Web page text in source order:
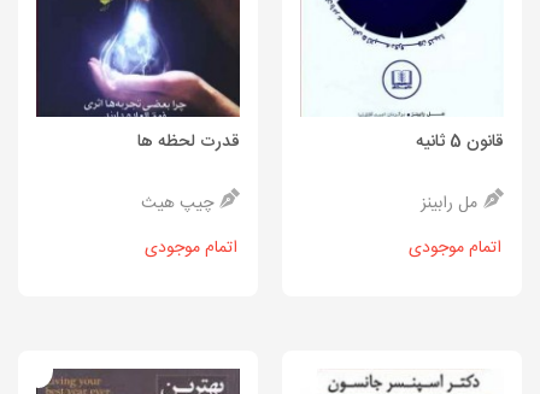
قانون 5 ثانیه
مل رابینز
اتمام موجودی
قدرت لحظه ها
چیپ هیث
اتمام موجودی